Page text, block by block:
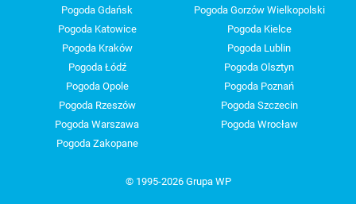
Pogoda Gdańsk
Pogoda Gorzów Wielkopolski
Pogoda Katowice
Pogoda Kielce
Pogoda Kraków
Pogoda Lublin
Pogoda Łódź
Pogoda Olsztyn
Pogoda Opole
Pogoda Poznań
Pogoda Rzeszów
Pogoda Szczecin
Pogoda Warszawa
Pogoda Wrocław
Pogoda Zakopane
© 1995-2026 Grupa WP